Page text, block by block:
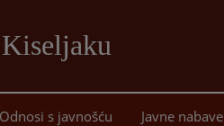
sadržaj
Odnosi s javnošću Javne nabave